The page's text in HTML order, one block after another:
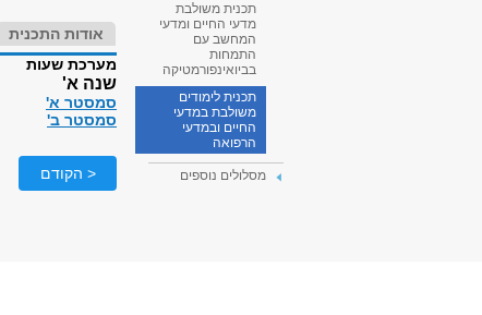
תכנית משולבת
מדעי החיים ומדעי
המחשב עם
התמחות
בביואינפורמטיקה
תכנית לימודים
משולבת במדעי
החיים ובמדעי
הרפואה
מסלולים נוספים
אודות התכנית
מערכת שעות
שנה א'
סמסטר א'
סמסטר ב'
< הקודם